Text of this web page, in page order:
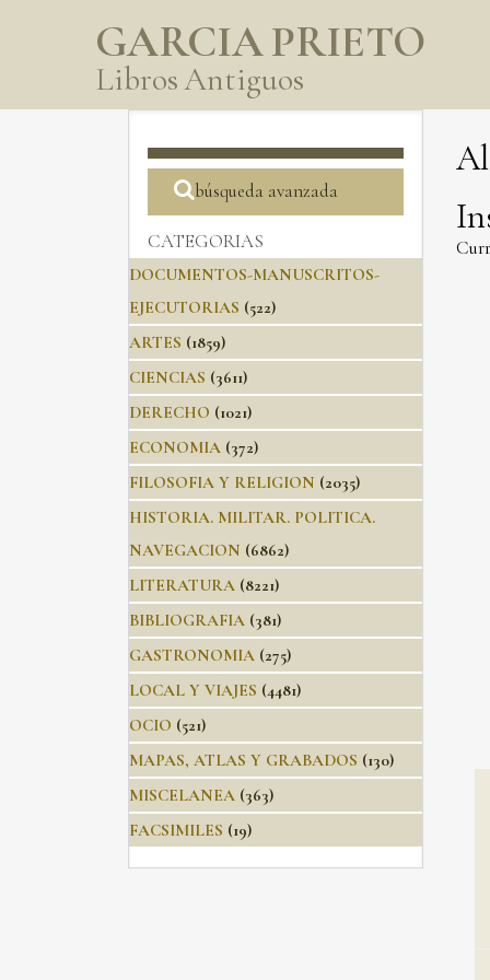
GARCIA PRIETO
Libros Antiguos
búsqueda avanzada
CATEGORIAS
DOCUMENTOS-MANUSCRITOS-
EJECUTORIAS (522)
ARTES (1859)
CIENCIAS (3611)
DERECHO (1021)
ECONOMIA (372)
FILOSOFIA Y RELIGION (2035)
HISTORIA. MILITAR. POLITICA.
NAVEGACION (6862)
LITERATURA (8221)
BIBLIOGRAFIA (381)
GASTRONOMIA (275)
LOCAL Y VIAJES (4481)
OCIO (521)
MAPAS, ATLAS Y GRABADOS (130)
MISCELANEA (363)
FACSIMILES (19)